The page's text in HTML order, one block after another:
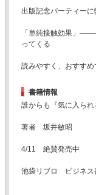
出版記念パーティー
「単純接触効果」
ってくる
読みやすく、おすすめ
書籍情報
誰からも『気に入られ
著者 坂井敏昭
4/11 絶賛発売中
池袋リブロ ビジネス